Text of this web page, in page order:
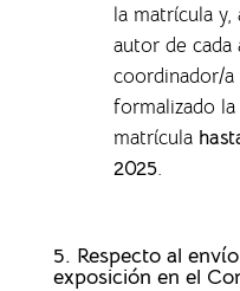
la matrícula y,
autor de cada
coordinador/a
formalizado
matrícula
2025.
5. Respecto al
exposición en el